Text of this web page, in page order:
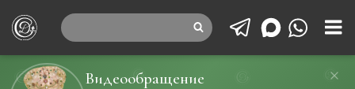
Видеообращение